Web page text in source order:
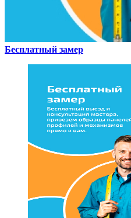
Бесплатный замер